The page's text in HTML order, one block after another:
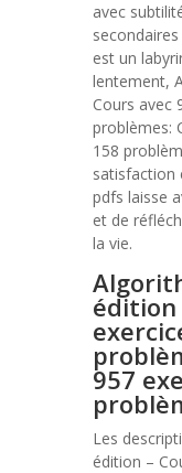
avec
est un
lentement,
Cours avec
problèmes:
158
satisfaction
pdfs laisse
et de
la vie.
édition
957
Les
édition –